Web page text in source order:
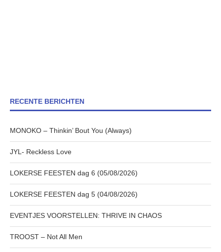
RECENTE BERICHTEN
MONOKO – Thinkin’ Bout You (Always)
JYL- Reckless Love
LOKERSE FEESTEN dag 6 (05/08/2026)
LOKERSE FEESTEN dag 5 (04/08/2026)
EVENTJES VOORSTELLEN: THRIVE IN CHAOS
TROOST – Not All Men